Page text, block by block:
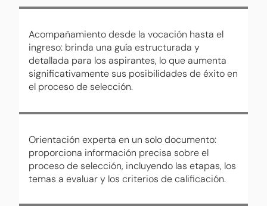
Acompañamiento desde la vocación hasta el
ingreso: brinda una guía estructurada y
detallada para los aspirantes, lo que aumenta
significativamente sus posibilidades de éxito en
el proceso de selección.
Orientación experta en un solo documento:
proporciona información precisa sobre el
proceso de selección, incluyendo las etapas, los
temas a evaluar y los criterios de calificación.